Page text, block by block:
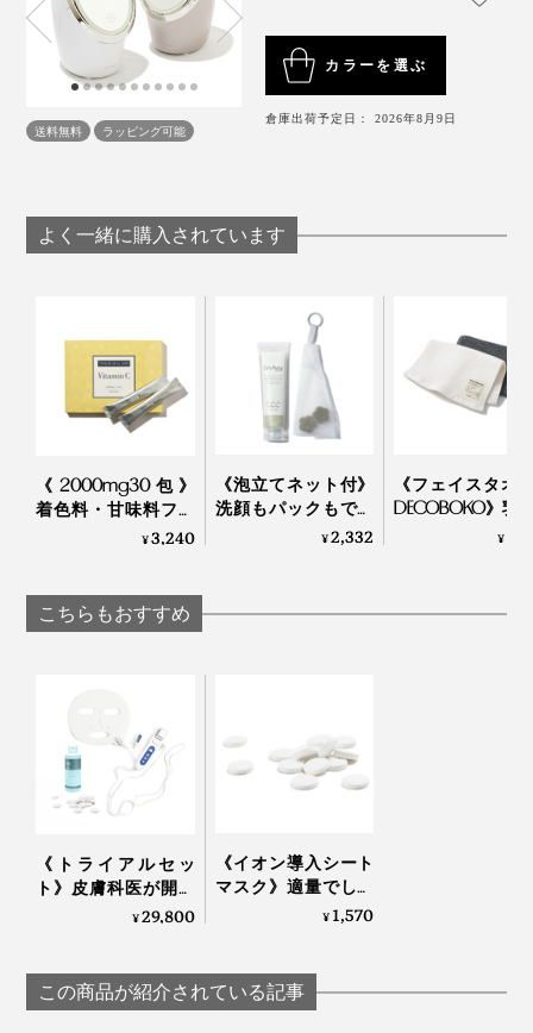
約45℃のあったかスチームが、勢いよく噴き出して、
顔をしっかり包んでくれます。あぁ、なんていい気持
細かいミスト状の蒸気が、絶え間なく、目を、肌を、温
しょう。あぁ、生き返った気分！
まさに、“顔だけサウナ”。まるで、お風呂上がりのよう
本機のスチームは、ナノサイズ（1/1,000,000mm）のミ
スト。
イズのミストが、毛穴の奥の汚れや皮脂を浮きあがらせ
て、角質層までうるおいを届けます。
ふだんの洗顔やクレンジングに、スチームを足すこと
で、落としにくい角質層の汚れまでケアできます。
き出し口／PC
付属品：取扱説明書・保証書（メーカー保証1年）
送料無料 ラッピング可能
カラーを選ぶ
倉庫出荷予定日： 2026年8月9日
よく一緒に購入されています
《2000mg30包》
着色料・甘味料フリ
ー、高純度VitaminC
¥3,240
《泡立てネット付》
洗顔もパックもでき
る、「富山クレイ フ
¥2,332
《フェイスタオ
DECOBOKO》乳
ワーで抗菌・防
¥
こちらもおすすめ
《トライアルセッ
ト》皮膚科医が開発
した、1回30秒でイオ
水・シートマスク｜
Broad Ion
¥29,800
《イオン導入シート
マスク》適量でしっ
かり潤う｜コインマ
¥1,570
この商品が紹介されている記事